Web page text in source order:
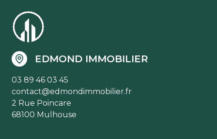
EDMOND IMMOBILIER
03 89 46 03 45
contact@edmondimmobilier.fr
2 Rue Poincare
68100 Mulhouse